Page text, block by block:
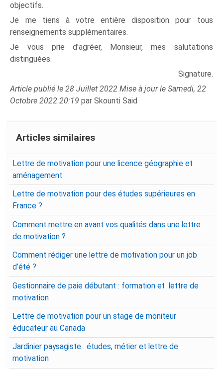
objectifs.
Je me tiens à votre entière disposition pour tous
renseignements supplémentaires.
Je vous prie d'agréer, Monsieur, mes salutations
distinguées.
Signature.
Article publié le 28 Juillet 2022 Mise à jour le Samedi, 22
Octobre 2022 20:19par Skounti Said
Articles similaires
Lettre de motivation pour une licence géographie et
aménagement
Lettre de motivation pour des études supérieures en
France ?
Comment mettre en avant vos qualités dans une lettre
de motivation ?
Comment rédiger une lettre de motivation pour un job
d’été ?
Gestionnaire de paie débutant : formation et lettre de
motivation
Lettre de motivation pour un stage de moniteur
éducateur au Canada
Jardinier paysagiste : études, métier et lettre de
motivation